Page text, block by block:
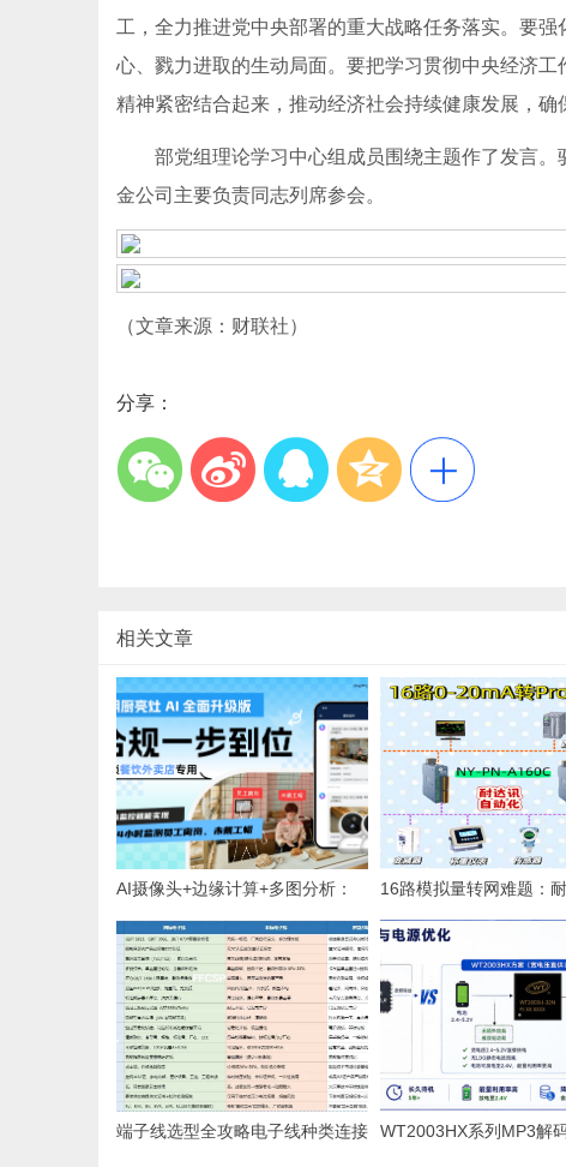
工，全力推进党中央部署的重大战略任务落实。要
心、戮力进取的生动局面。要把学习贯彻中央经济
精神紧密结合起来，推动经济社会持续健康发展，确
部党组理论学习中心组成员围绕主题作了发言。
金公司主要负责同志列席参会。
（文章来源：财联社）
分享：
相关文章
AI摄像头+边缘计算+多图分析：
连锁餐饮智能巡检系统的硬件架构
与部署方案
16路模拟量转网难题：
动化NY-PN-A160C给出
答案
端子线选型全攻略电子线种类连接
WT2003HX系列MP3解